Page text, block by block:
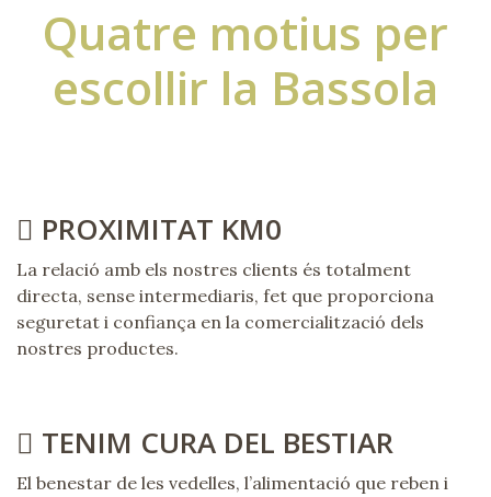
Quatre motius per
escollir la Bassola
PROXIMITAT KM0
La relació amb els nostres clients és totalment
directa, sense intermediaris, fet que proporciona
seguretat i confiança en la comercialització dels
nostres productes.
TENIM CURA DEL BESTIAR
El benestar de les vedelles, l’alimentació que reben i